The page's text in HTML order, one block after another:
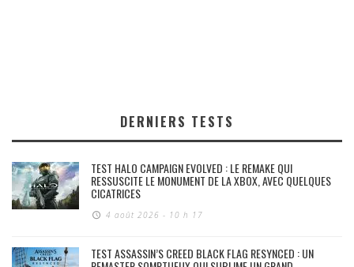
DERNIERS TESTS
TEST HALO CAMPAIGN EVOLVED : LE REMAKE QUI
RESSUSCITE LE MONUMENT DE LA XBOX, AVEC QUELQUES
CICATRICES
4 août 2026 - 10 h 17
TEST ASSASSIN’S CREED BLACK FLAG RESYNCED : UN